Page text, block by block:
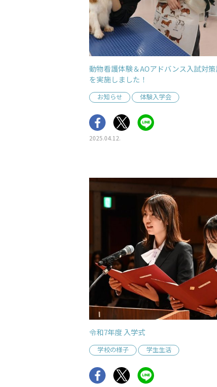
動物看護体験＆AOアドバンス入試対
を実施しました！
お知らせ 体験入学会
2025.04.12.
令和7年度 入学式
学校の様子 学生生活